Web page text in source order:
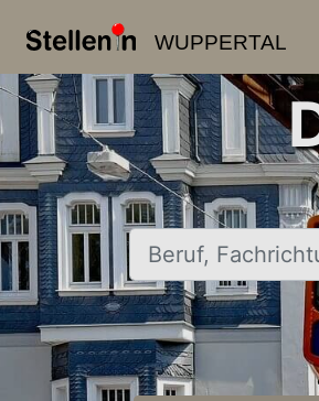
WUPPERTAL
Beruf, Fachrichtung,